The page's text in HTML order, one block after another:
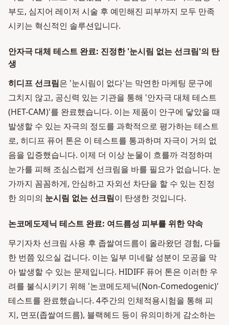
부도, 심지어 레이저 시술 후 예민해진 피부까지 모두 만족
시키는 혁신적인 솔루션입니다.
안자극 대체 테스트 완료: 진정한 '눈시림 없는 선크림'의 탄
생
히디프 선크림은 '눈시림이 없다'는 막연한 마케팅 문구에
그치지 않고, 공신력 있는 기관을 통해 '안자극 대체 테스트
(HET-CAM)'를 완료했습니다. 이는 제품이 안구에 닿았을 때
발생할 수 있는 자극의 정도를 과학적으로 평가하는 테스트
로, 히디프 퓨어 톤은 이 테스트를 통과하며 자극이 거의 없
음을 입증했습니다. 이제 더 이상 눈물이 흐를까 걱정하며
눈가를 피해 조심스럽게 선크림을 바를 필요가 없습니다. 눈
가까지 꼼꼼하게, 안심하고 자외선 차단을 할 수 있는 진정
한 의미의 눈시림 없는 선크림이 탄생한 것입니다.
논코메도제닉 테스트 완료: 여드름성 피부를 위한 약속
무기자차 선크림 사용 후 좁쌀여드름이 올라왔던 경험, 다들
한 번쯤 있으실 겁니다. 이는 일부 미네랄 성분이 모공을 막
아 발생할 수 있는 문제입니다. HIDIFF 퓨어 톤은 이러한 우
려를 불식시키기 위해 '논코메도제닉(Non-Comedogenic)'
테스트를 완료했습니다. 4주간의 인체적용시험을 통해 피
지, 면포(좁쌀여드름), 블랙헤드 등이 유의미하게 감소하는